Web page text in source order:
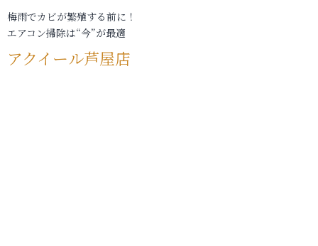
梅雨でカビが繁殖する前に！
エアコン掃除は“今”が最適
アクイール芦屋店